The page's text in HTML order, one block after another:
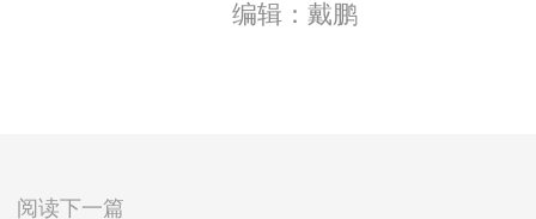
编辑：戴鹏
阅读下一篇